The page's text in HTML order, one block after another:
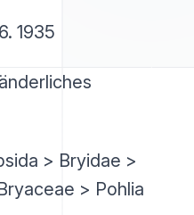
1935
> Bryidae >
> Pohlia